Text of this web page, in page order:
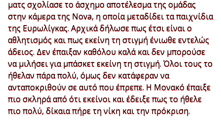
ματς σχολίασε το άσχημο αποτέλεσμα της ομάδας
στην κάμερα της Nova, η οποία μεταδίδει τα παιχνίδια
της Ευρωλίγκας. Αρχικά δήλωσε πως έτσι είναι ο
αθλητισμός και πως εκείνη τη στιγμή ένιωθε εντελώς
άδειος. Δεν έπαιξαν καθόλου καλά και δεν μπορούσε
να μιλήσει για μπάσκετ εκείνη τη στιγμή. Όλοι τους το
ήθελαν πάρα πολύ, όμως δεν κατάφεραν να
ανταποκριθούν σε αυτό που έπρεπε. Η Μονακό έπαιξε
πιο σκληρά από ότι εκείνοι και έδειξε πως το ήθελε
πιο πολύ, δίκαια πήρε τη νίκη και την πρόκριση.